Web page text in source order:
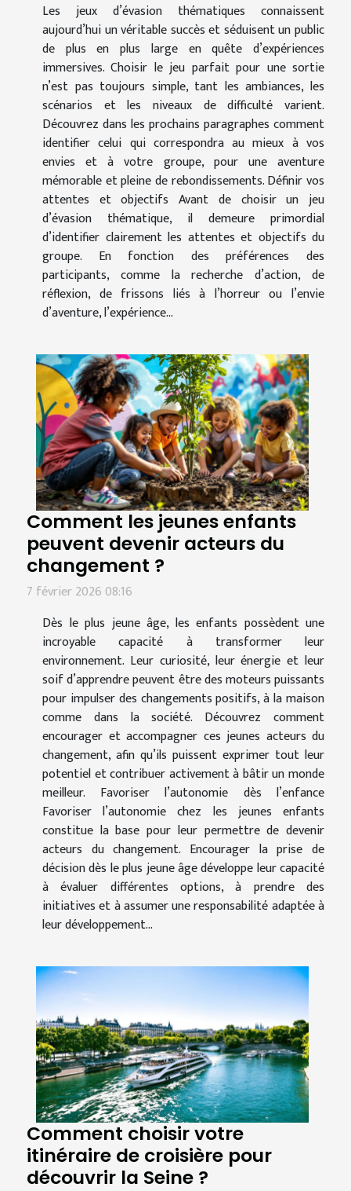
Les jeux d’évasion thématiques connaissent
aujourd’hui un véritable succès et séduisent un public
de plus en plus large en quête d’expériences
immersives. Choisir le jeu parfait pour une sortie
n’est pas toujours simple, tant les ambiances, les
scénarios et les niveaux de difficulté varient.
Découvrez dans les prochains paragraphes comment
identifier celui qui correspondra au mieux à vos
envies et à votre groupe, pour une aventure
mémorable et pleine de rebondissements. Définir vos
attentes et objectifs Avant de choisir un jeu
d’évasion thématique, il demeure primordial
d’identifier clairement les attentes et objectifs du
groupe. En fonction des préférences des
participants, comme la recherche d’action, de
réflexion, de frissons liés à l’horreur ou l’envie
d’aventure, l’expérience...
Comment les jeunes enfants
peuvent devenir acteurs du
changement ?
7 février 2026 08:16
Dès le plus jeune âge, les enfants possèdent une
incroyable capacité à transformer leur
environnement. Leur curiosité, leur énergie et leur
soif d’apprendre peuvent être des moteurs puissants
pour impulser des changements positifs, à la maison
comme dans la société. Découvrez comment
encourager et accompagner ces jeunes acteurs du
changement, afin qu’ils puissent exprimer tout leur
potentiel et contribuer activement à bâtir un monde
meilleur. Favoriser l’autonomie dès l’enfance
Favoriser l’autonomie chez les jeunes enfants
constitue la base pour leur permettre de devenir
acteurs du changement. Encourager la prise de
décision dès le plus jeune âge développe leur capacité
à évaluer différentes options, à prendre des
initiatives et à assumer une responsabilité adaptée à
leur développement...
Comment choisir votre
itinéraire de croisière pour
découvrir la Seine ?